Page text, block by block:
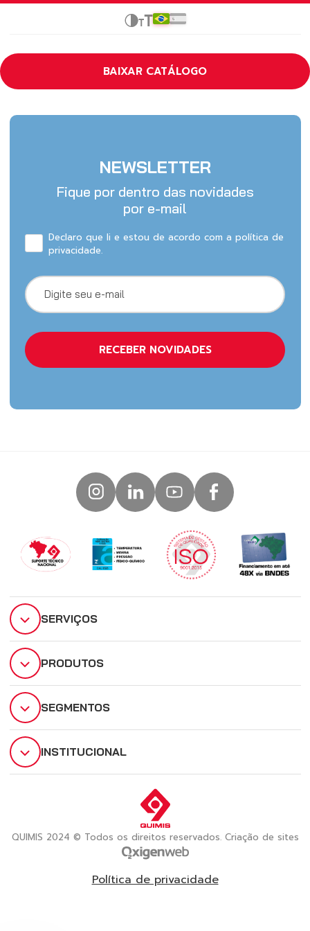
BAIXAR CATÁLOGO
NEWSLETTER
Fique por dentro das novidades
por e-mail
Declaro que li e estou de acordo com a política de
privacidade.
SERVIÇOS
PRODUTOS
SEGMENTOS
INSTITUCIONAL
QUIMIS 2024 © Todos os direitos reservados. Criação de sites
Política de privacidade